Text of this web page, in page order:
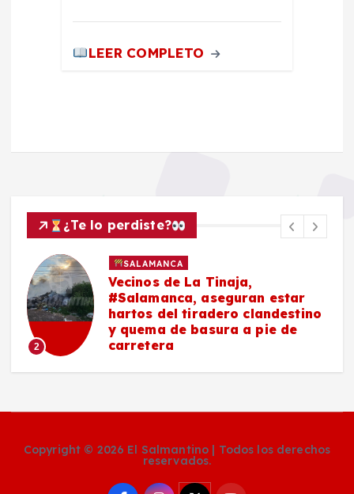
LEER COMPLETO
¿Te lo perdiste?
SALAMANCA
¿La lechuga de #Guanajuato
estaba detrás del brote de
Cyclospora? Esto encontraron
en las pruebas
reservados.